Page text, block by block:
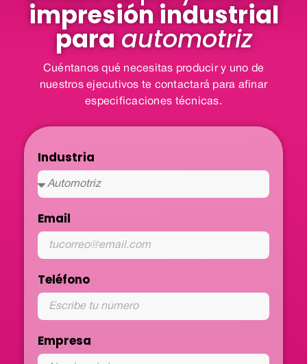
impresión industrial
paraautomotriz
Cuéntanos qué necesitas producir y uno de
nuestros ejecutivos te contactará para afinar
especificaciones técnicas.
Industria
Email
Teléfono
Empresa